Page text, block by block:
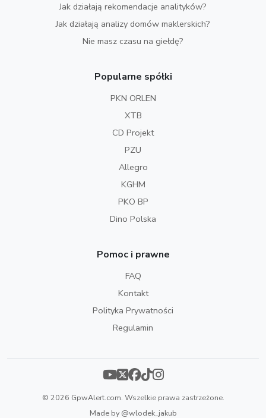
Jak działają rekomendacje analityków?
Jak działają analizy domów maklerskich?
Nie masz czasu na giełdę?
Popularne spółki
PKN ORLEN
XTB
CD Projekt
PZU
Allegro
KGHM
PKO BP
Dino Polska
Pomoc i prawne
FAQ
Kontakt
Polityka Prywatności
Regulamin
© 2026 GpwAlert.com. Wszelkie prawa zastrzeżone.
Made by@wlodek_jakub